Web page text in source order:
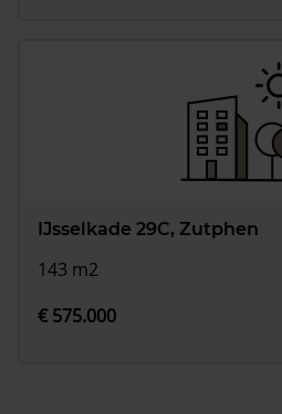
IJsselkade 29C, Zutphen
143 m2
€ 575.000